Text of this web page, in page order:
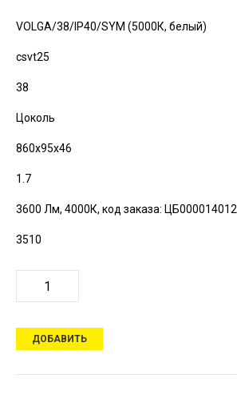
VOLGA/38/IP40/SYM (5000К, белый)
csvt25
38
Цоколь
860х95х46
1.7
3600 Лм, 4000К, код заказа: ЦБ000014012
3510
ДОБАВИТЬ